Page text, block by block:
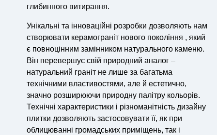
глибинного витирання.
Унікальні та інноваційні розробки дозволяють нам
створювати керамограніт нового покоління , який
є повноцінним замінником натурального каменю.
Він перевершує свій природний аналог –
натуральний граніт не лише за багатьма
технічними властивостями, але й естетично,
значно розширюючи природну палітру кольорів.
Технічні характеристики і різноманітність дизайну
плитки дозволяють застосовувати її, як при
облицюванні громадських приміщень, так і